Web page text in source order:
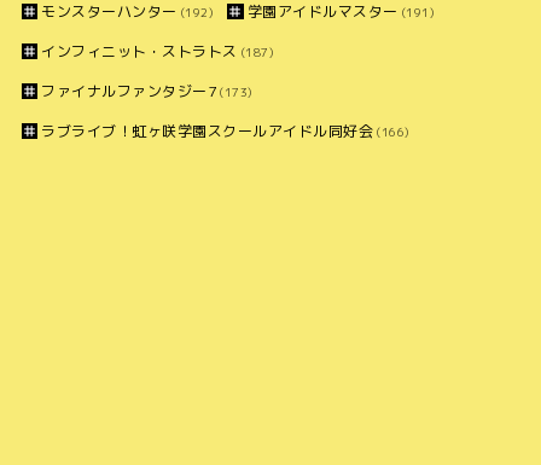
モンスターハンター (192) 学園アイドルマスター (191)
インフィニット・ストラトス (187)
ファイナルファンタジー7 (173)
ラブライブ！虹ヶ咲学園スクールアイドル同好会 (166)